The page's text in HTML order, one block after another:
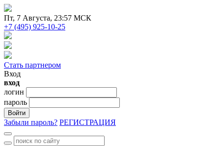
Пт, 7 Августа, 23:57 МСК
+7 (495) 925-10-25
Стать партнером
Вход
вход
логин
пароль
Войти
Забыли пароль? РЕГИСТРАЦИЯ